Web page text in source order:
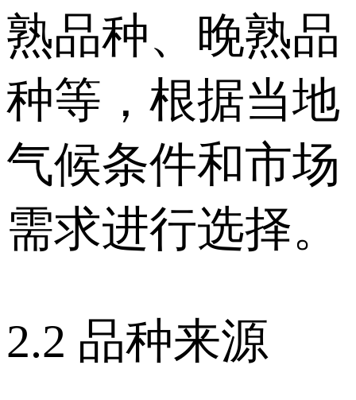
熟品种、晚熟品
种等，根据当地
气候条件和市场
需求进行选择。
2.2 品种来源